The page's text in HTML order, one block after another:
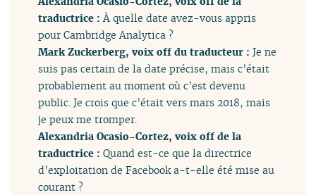
traductrice :À quelle date avez-vous appris
pour Cambridge Analytica ?
Mark Zuckerberg, voix off du traducteur :Je ne
suis pas certain de la date précise, mais c’était
probablement au moment où c’est devenu
public. Je crois que c’était vers mars 2018, mais
je peux me tromper.
Alexandria Ocasio-Cortez, voix off de la
traductrice :Quand est-ce que la directrice
d’exploitation de Facebook a-t-elle été mise au
courant ?